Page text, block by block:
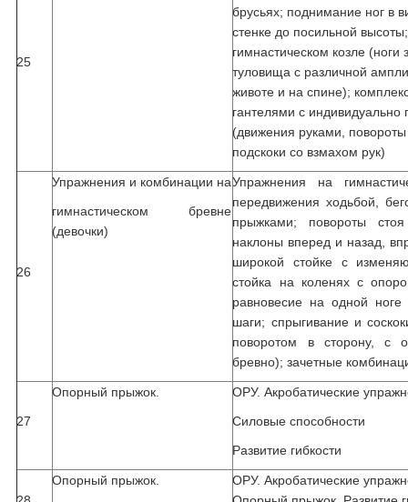
25
брусьях; поднимание ног в
стенке до посильной
гимнастическом козле
туловища с различной
животе и на спине);
гантелями с
(движения руками,
подскоки со взмахом рук)
26
Упражнения и комбинации на
гимнастическом бревне
(девочки)
Упражнения на
передвижения ходьбой,
прыжками; повороты
наклоны вперед и назад,
широкой стойке с
стойка на коленях с
равновесие на одной ноге
шаги; спрыгивание и
поворотом в сторону, с
бревно); зачетные
27
Опорный прыжок.
ОРУ. Акробатические
Силовые способности
Развитие гибкости
Опорный прыжок.
ОРУ. Акробатические